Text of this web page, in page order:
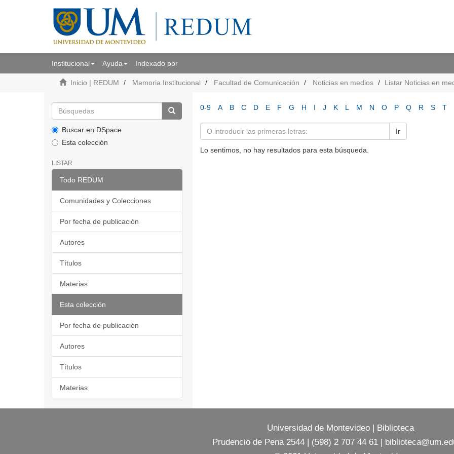
Institucional Ayuda Indexado por
Inicio | REDUM Memoria Institucional Facultad de Comunicación Noticias en medios Listar Noticias en
Buscar en DSpace
Esta colección
LISTAR
Todo REDUM
Comunidades y Colecciones
Por fecha de publicación
Autores
Títulos
Materias
Esta colección
Por fecha de publicación
Autores
Títulos
Materias
0-9 A B C D E F G H I J K L M N O P Q R S T
Ir
Lo sentimos, no hay resultados para esta búsqueda.
Universidad de Montevideo | Biblioteca
Prudencio de Pena 2544 | (598) 2 707 44 61 |